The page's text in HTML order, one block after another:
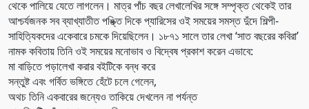
থেকে পালিয়ে যেতে লাগলেন। মাত্র পাঁচ বছর লেখালেখির সঙ্গে সম্পৃক্ত থেকেই তার
আশ্চর্যজনক সব ব্যাখ্যাতীত পঙ্ক্তি দিকে প্যারিসের ওই সময়ের সমস্ত দুঁদে শিল্পী-
সাহিত্যিকদের একেবারে চমকে দিয়েছিলেন। ১৮৭১ সালে তার লেখা ‘সাত বছরের কবিরা’
নামক কবিতায় তিনি ওই সময়ের মনোভাব ও বিদ্বেষ প্রকাশ করেন এভাবে:
মা বাড়িতে পড়ালেখা করার বইটিকে বন্ধ করে
সন্তুষ্ট এবং গর্বিত ভঙ্গিতে হেঁটে চলে গেলেন,
অথচ তিনি একবারের জন্যেও তাকিয়ে দেখলেন না পর্যন্ত